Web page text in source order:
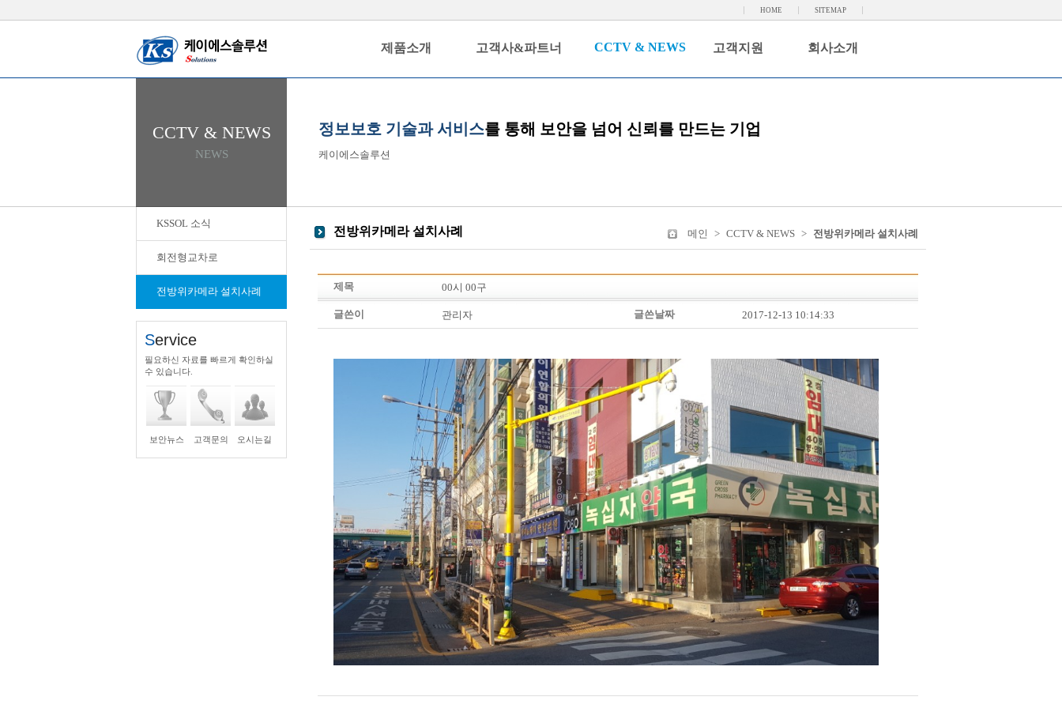
HOME SITEMAP
제품소개 고객사&파트너 CCTV & NEWS 고객지원 회사소개
CCTV & NEWS
NEWS
정보보호 기술과 서비스를 통해 보안을 넘어 신뢰를 만드는 기업
케이에스솔루션
KSSOL 소식
회전형교차로
전방위카메라 설치사례
Service
필요하신 자료를 빠르게 확인하실
수 있습니다.
보안뉴스 고객문의 오시는길
전방위카메라 설치사례 메인 > CCTV & NEWS > 전방위카메라 설치사례
제목 00시 00구
글쓴이 관리자 글쓴날짜 2017-12-13 10:14:33